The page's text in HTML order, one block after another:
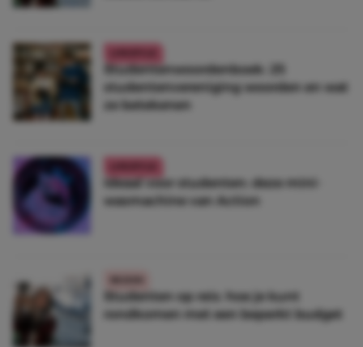
Studentenwoordenboek: 25
studentenvereniging woorden en wat
ze betekenen
Ideaal voor studenten: deze mini-
wasmachine van Action
Studenten op reis: hoe je kunt
rondkomen met een beperkt budget